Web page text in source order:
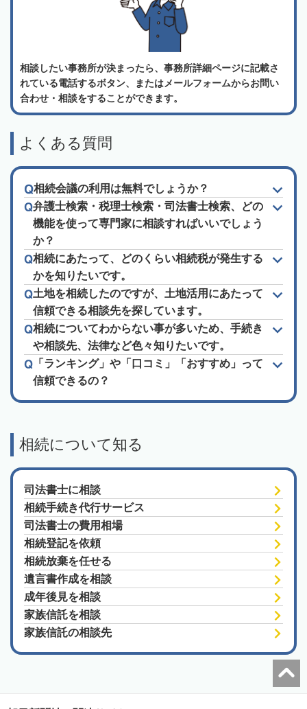
相談したい事務所が決まったら、事務所詳細ページに記載さ
れている電話するボタン、またはメールフォームからお問い
合わせ・相談をすることができます。
よくある質問
相続会議の利用は無料でしょうか？
弁護士検索・税理士検索・司法書士検索、どの
機能を使って専門家に相談すればいいでしょう
か？
相続にあたって、どのくらい相続税が発生する
かを知りたいです。
土地を相続したのですが、土地活用にあたって
信頼できる相談先を探しています。
相続についてわからない事が多いため、手続き
や相談先、法律など色々知りたいです。
「ランキング」や「口コミ」「おすすめ」って
信頼できるの？
相続について知る
司法書士に相談
相続手続き代行サービス
司法書士の費用相場
相続登記を依頼
相続放棄を任せる
遺言書作成を相談
成年後見を相談
家族信託を相談
家族信託の相談先